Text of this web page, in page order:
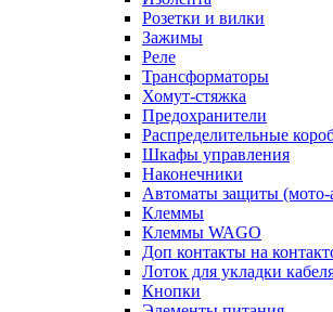
Розетки и вилки
Зажимы
Реле
Трансформаторы
Хомут-стяжка
Предохранители
Распределительные
Шкафы управления
Наконечники
Автоматы защиты (мото-
Клеммы
Клеммы WAGO
Доп контакты на
Лоток для укладки
Кнопки